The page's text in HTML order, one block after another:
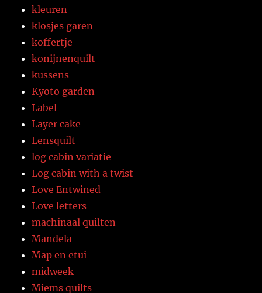
kleuren
klosjes garen
koffertje
konijnenquilt
kussens
Kyoto garden
Label
Layer cake
Lensquilt
log cabin variatie
Log cabin with a twist
Love Entwined
Love letters
machinaal quilten
Mandela
Map en etui
midweek
Miems quilts